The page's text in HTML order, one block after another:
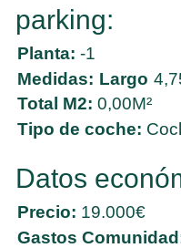
parking:
Planta: -1
Medidas: Largo
Total M2: 0,00M²
Tipo de coche:
Datos
Precio: 19.000€
Gastos